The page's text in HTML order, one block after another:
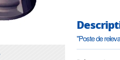
"Poste de